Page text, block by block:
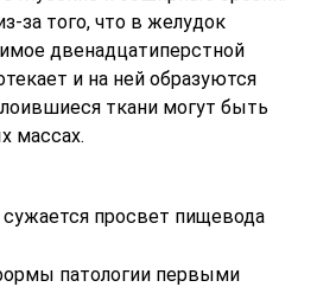
за того, что в желудок
двенадцатиперстной
и на ней образуются
ткани могут быть
массах.
просвет пищевода
патологии первыми